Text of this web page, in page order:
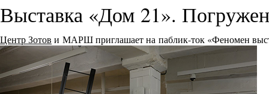
Выставка «Дом 21».
Центр Зотов и МАРШ приглашает на паблик-ток «Феномен